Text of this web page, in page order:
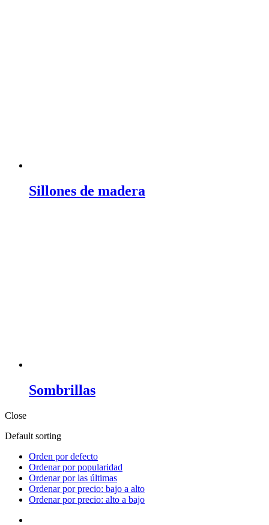
Sillones de madera
Sombrillas
Close
Default sorting
Orden por defecto
Ordenar por popularidad
Ordenar por las últimas
Ordenar por precio: bajo a alto
Ordenar por precio: alto a bajo